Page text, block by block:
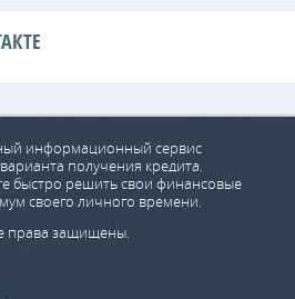
информационный сервис
получения кредита.
быстро решить свои финансовые
своего личного времени.
права защищены.